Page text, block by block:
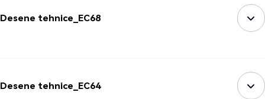
Desene tehnice_EC68
Desene tehnice_EC64